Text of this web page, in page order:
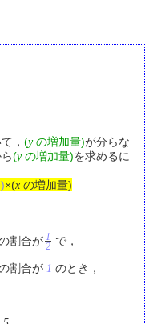
， (yの増加量)が分らな
(yの増加量)を求めるに
×(x の増加量)
割合が 1
2 で，
割合が 1 のとき，